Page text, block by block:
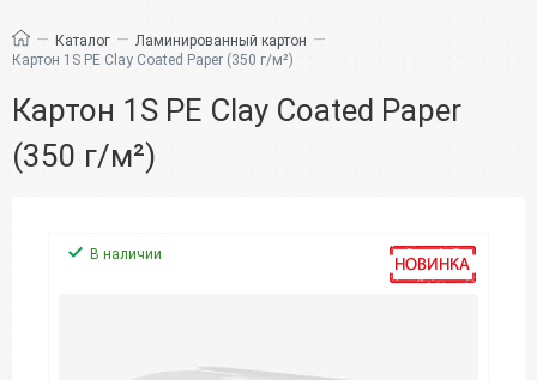
— Каталог — Ламинированный картон —
Картон 1S PE Clay Coated Paper (350 г/м²)
Картон 1S PE Clay Coated Paper
(350 г/м²)
В наличии